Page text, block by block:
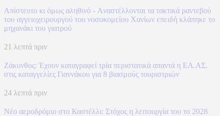
Απίστευτο κι όμως αληθινό - Aναστέλλονται τα τακτικά ραντεβού
του αγγειοχειρουργού του νοσοκομείου Χανίων επειδή κλάπηκε το
μηχανάκι του γιατρού
21 λεπτά πριν
Ζάκυνθος: Έχουν καταγραφεί τρία περιστατικά απαντά η ΕΛ.ΑΣ.
στις καταγγελίες Γιαννάκου για 8 βιασμούς τουριστριών
24 λεπτά πριν
Νέο αεροδρόμιο στο Καστέλλι: Στόχος η λειτουργία του το 2028